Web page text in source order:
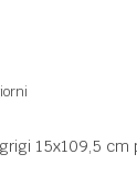
15x109,5 cm